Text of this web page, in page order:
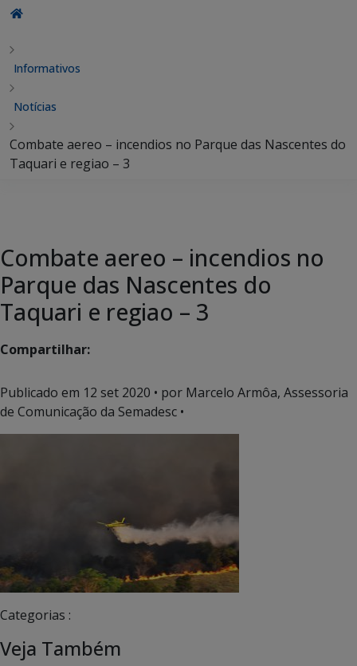
Informativos
Notícias
Combate aereo – incendios no Parque das Nascentes do
Taquari e regiao – 3
Combate aereo – incendios no
Parque das Nascentes do
Taquari e regiao – 3
Compartilhar:
Publicado em 12 set 2020 • por Marcelo Armôa, Assessoria
de Comunicação da Semadesc •
Categorias :
Veja Também